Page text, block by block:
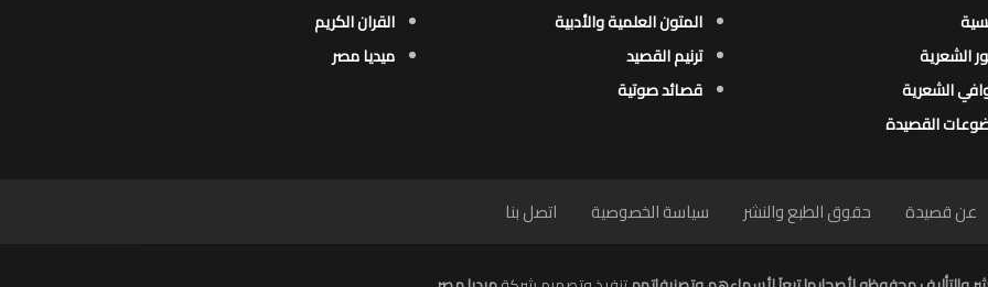
الشعرية​
الشعرية​
القصيدة​
المتون العلمية والأدبية
ترنيم القصيد
قصائد صوتية
القران الكريم
ميديا مصر
عن قصيدة حقوق الطبع والنشر سياسة الخصوصية اتصل بنا